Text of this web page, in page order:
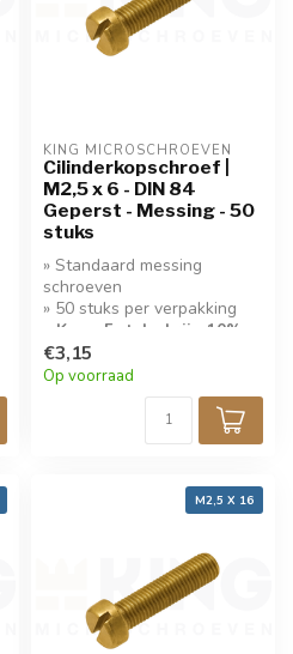
KING MICROSCHROEVEN
Cilinderkopschroef |
M2,5 x 6 - DIN 84
Geperst - Messing - 50
stuks
» Standaard messing
schroeven
» 50 stuks per verpakking
» Koop 5 stuks krijg 10%
korting!
€3,15
Op voorraad
M2,5 X 16